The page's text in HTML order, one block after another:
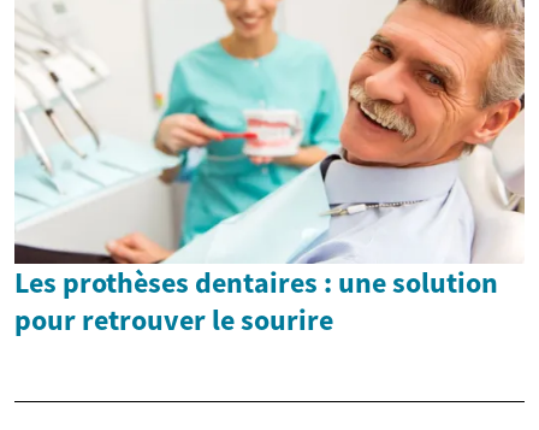
Les prothèses dentaires : une solution
pour retrouver le sourire